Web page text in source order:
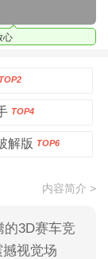
心
TOP2
TOP4
解版 TOP6
内容简介 >
的3D赛车竞
视觉场